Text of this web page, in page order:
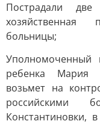
Пострадали
хозяйственная
больницы;
ребенка Мария
возьмет на
российскими
Константиновки,